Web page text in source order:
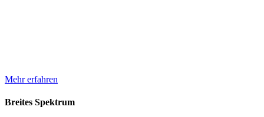
Mehr erfahren
Breites Spektrum